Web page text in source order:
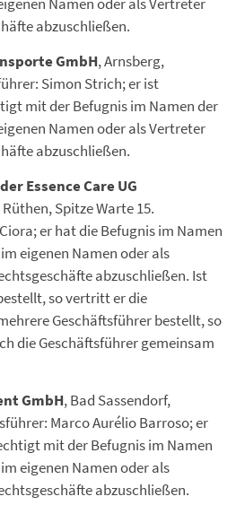
abzuschließen.
GmbH, Arnsberg,
Simon Strich; er ist
mit der Befugnis im Namen der
Namen oder als Vertreter
abzuschließen.
Essence Care UG
Rüthen, Spitze Warte 15.
er hat die Befugnis im Namen
eigenen Namen oder als
abzuschließen. Ist
so vertritt er die
Geschäftsführer bestellt, so
die Geschäftsführer gemeinsam
GmbH, Bad Sassendorf,
Marco Aurélio Barroso; er
mit der Befugnis im Namen
eigenen Namen oder als
abzuschließen.